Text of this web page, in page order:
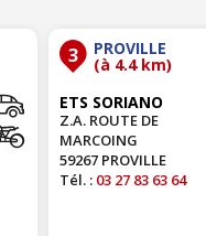
3 PROVILLE
(à 4.4 km)
ETS SORIANO
Z.A. ROUTE DE
MARCOING
59267 PROVILLE
Tél. : 03 27 83 63 64